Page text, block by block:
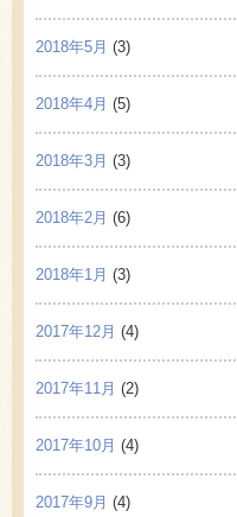
2018年5月 (3)
2018年4月 (5)
2018年3月 (3)
2018年2月 (6)
2018年1月 (3)
2017年12月 (4)
2017年11月 (2)
2017年10月 (4)
2017年9月 (4)